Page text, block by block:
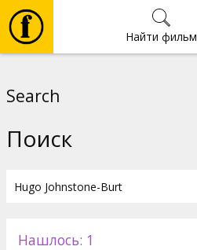
Найти фильм
Search
Поиск
Нашлось: 1